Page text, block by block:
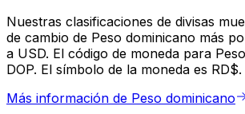
Nuestras clasificaciones de divisas
de cambio de Peso dominicano más
a USD. El código de moneda para
DOP. El símbolo de la moneda es RD$.
Más información de Peso dominicano